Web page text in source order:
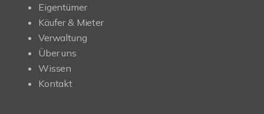
Eigentümer
Käufer & Mieter
Verwaltung
Über uns
Wissen
Kontakt